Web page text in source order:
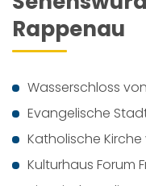
Rappenau
Wasserschloss von
Evangelische
Katholische Kirche
Kulturhaus Forum